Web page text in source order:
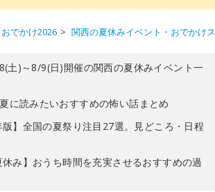
でかけ2026 関西の夏休みイベント・おでかけ
土)～8/9(日)開催の関西の夏休みイベント一
夏に読みたいおすすめの怖い話まとめ
版】全国の夏祭り注目27選。見どころ・日程
休み】おうち時間を充実させるおすすめの過